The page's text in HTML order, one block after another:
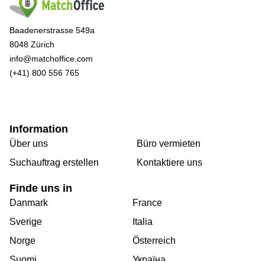
Baadenerstrasse 549a
8048 Zürich
info@matchoffice.com
(+41) 800 556 765
Information
Über uns
Suchauftrag erstellen
Büro vermieten
Kontaktiere uns
Finde uns in
Danmark
Sverige
Norge
France
Italia
Österreich